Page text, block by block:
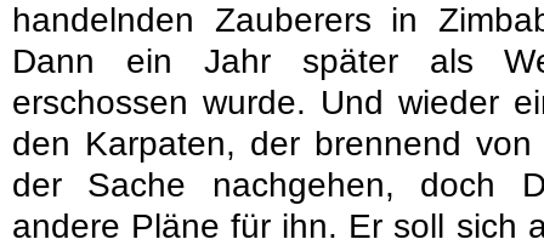
handelnden Zauberers in
Dann ein Jahr später als
erschossen wurde. Und wieder
den Karpaten, der brennend
der Sache nachgehen, doch
andere Pläne für ihn. Er soll sich